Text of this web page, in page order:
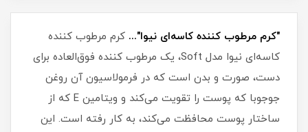
"کرم مرطوب کننده کاسه‌ای نیوا"... کرم مرطوب کننده
کاسه‌ای نیوا مدل Soft، یک مرطوب کننده فوق‌العاده برای
دست، صورت و بدن است که در فرمولاسیون آن روغن
جوجوبا که پوست را تقویت می‌کند و ویتامین E که از
ساختار پوست محافظت می‌کند، به کار رفته است. این